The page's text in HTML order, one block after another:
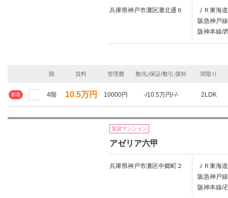
兵庫県神戸市灘区灘北通６
ＪＲ東海
阪急神戸
阪神本線/
階 賃料 管理費 敷/礼/保証/敷引,償却 間取り
新着 4階 10.5万円 10000円 -/10.5万円/-/- 2LDK
賃貸マンション
アゼリア六甲
兵庫県神戸市灘区中郷町２
ＪＲ東海
阪急神戸
阪神本線/